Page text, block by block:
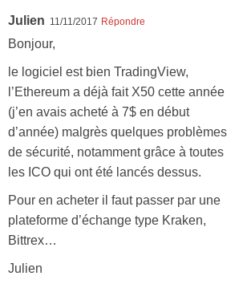
Julien 11/11/2017 Répondre
Bonjour,
le logiciel est bien TradingView,
l’Ethereum a déjà fait X50 cette année
(j’en avais acheté à 7$ en début
d’année) malgrès quelques problèmes
de sécurité, notamment grâce à toutes
les ICO qui ont été lancés dessus.
Pour en acheter il faut passer par une
plateforme d’échange type Kraken,
Bittrex…
Julien